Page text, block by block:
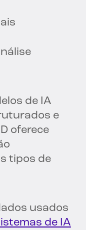
de IA
e
oferece
tipos de
usados
de IA